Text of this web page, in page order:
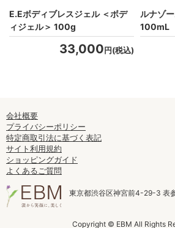
E.Eボディブレスジェル ＜ボデ
ィジェル＞ 100g
33,000円(税込)
ルナゾ
100mL
会社概要
プライバシーポリシー
特定商取引法に基づく表記
サイト利用規約
ショッピングガイド
よくあるご質問
東京都渋谷区神宮前4-29-3 表
Copyright © EBM All Rights